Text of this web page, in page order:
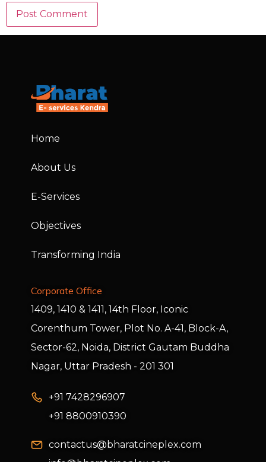
Home
About Us
E-Services
Objectives
Transforming India
Corporate Office
1409, 1410 & 1411, 14th Floor, Iconic
Corenthum Tower, Plot No. A-41, Block-A,
Sector-62, Noida, District Gautam Buddha
Nagar, Uttar Pradesh - 201 301
+91 7428296907
+91 8800910390
contactus@bharatcineplex.com